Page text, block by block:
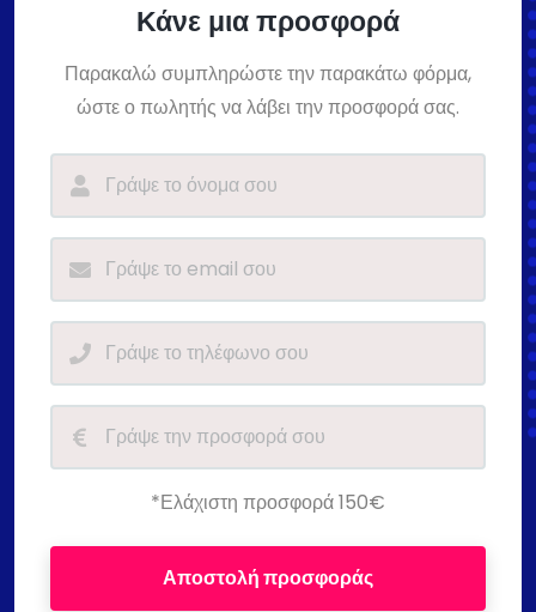
Κάνε μια προσφορά
Παρακαλώ συμπληρώστε την παρακάτω φόρμα,
ώστε ο πωλητής να λάβει την προσφορά σας.
*Ελάχιστη προσφορά 150€
Αποστολή προσφοράς